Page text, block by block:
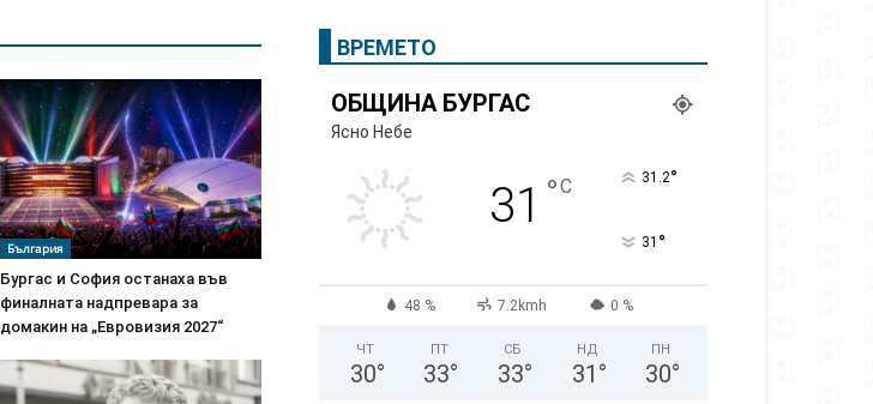
България
Бургас и София останаха във
финалната надпревара за
домакин на „Евровизия 2027“
ВРЕМЕТО
ОБЩИНА БУРГАС
Ясно Небе
31 °C 31.2°
31 °
48 % 7.2kmh 0 %
ЧТ
30°
ПТ
33°
СБ
33°
НД
31 °
ПН
30°